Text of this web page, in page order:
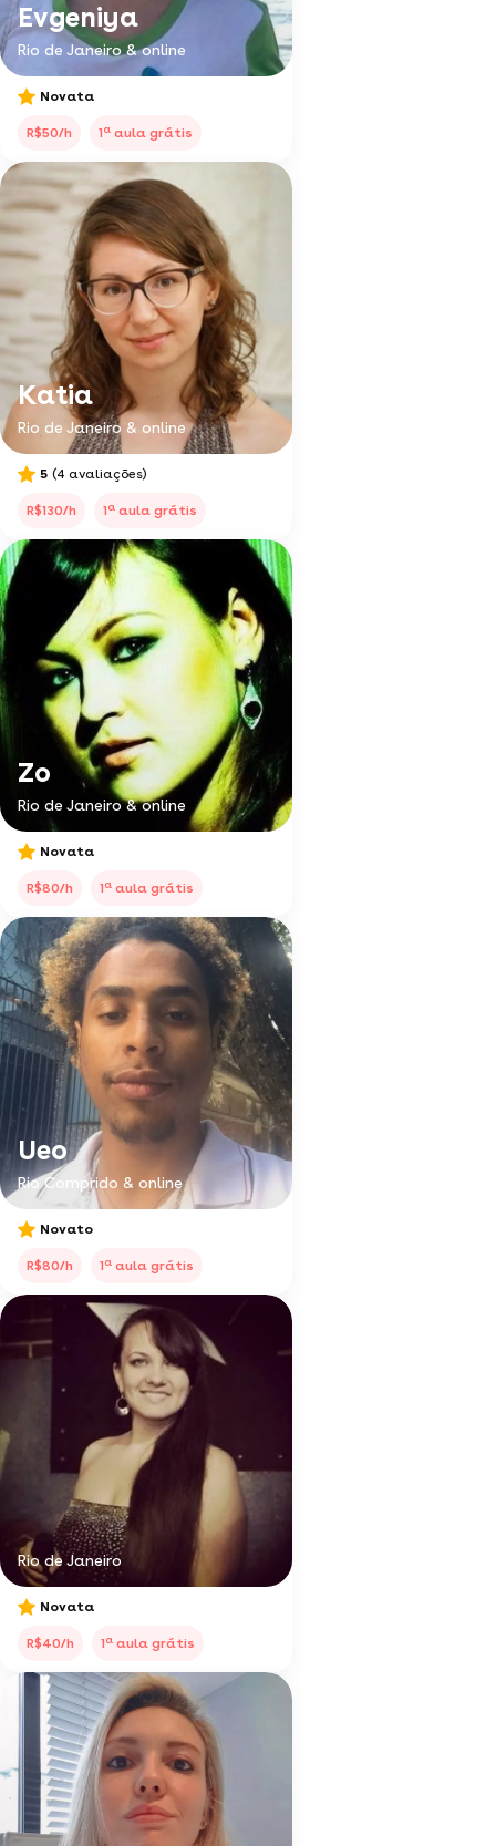
Evgeniya
Rio de Janeiro & online
Novata
R$50/h 1a aula grátis
Katia
Rio de Janeiro & online
5 (4 avaliações)
R$130/h 1a aula grátis
Zo
Rio de Janeiro & online
Novata
R$80/h 1a aula grátis
Ueo
Rio Comprido & online
Novato
R$80/h 1a aula grátis
Rio de Janeiro
Novata
R$40/h 1a aula grátis